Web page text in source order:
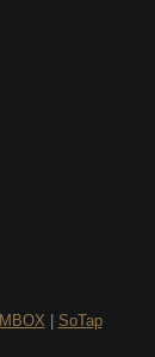
IMBOX
SoTap